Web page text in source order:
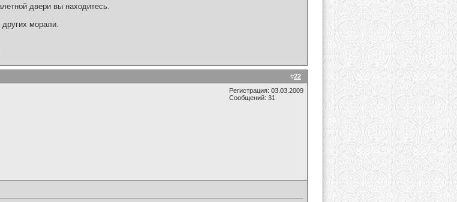
двери вы находитесь.
морали.
#22
Регистрация: 03.03.2009
Сообщений: 31